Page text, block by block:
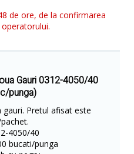
de ore, de la confirmarea
Gauri 0312-4050/40
punga)
Pretul afisat este
4050/40
bucati/punga